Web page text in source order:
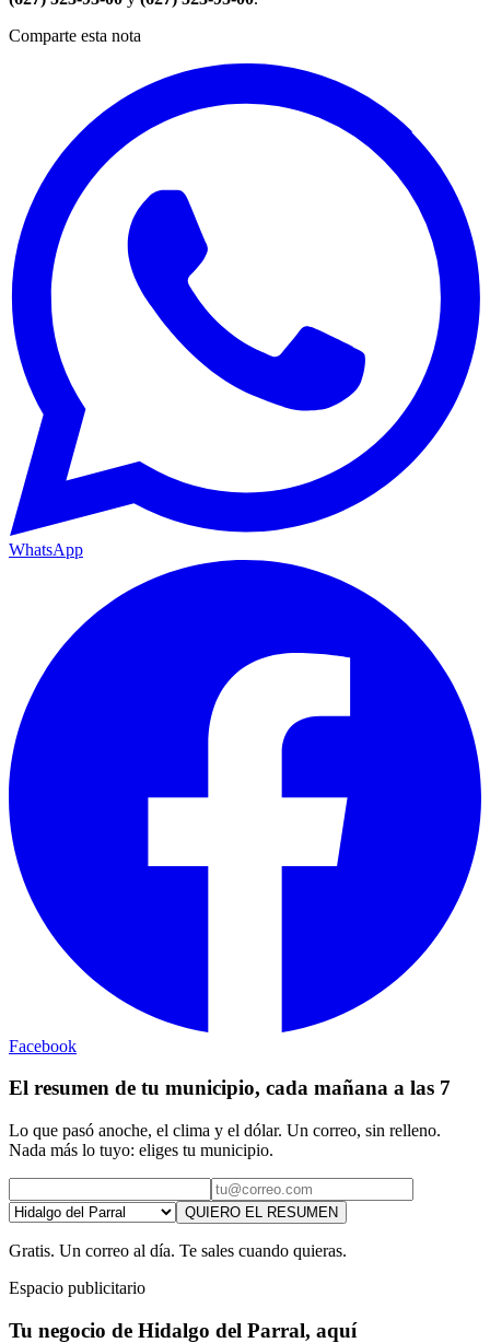
Comparte esta nota
WhatsApp
Facebook
El resumen de tu municipio, cada mañana a las 7
Lo que pasó anoche, el clima y el dólar. Un correo, sin relleno.
Nada más lo tuyo: eliges tu municipio.
QUIERO EL RESUMEN
Gratis. Un correo al día. Te sales cuando quieras.
Espacio publicitario
Tu negocio de Hidalgo del Parral, aquí